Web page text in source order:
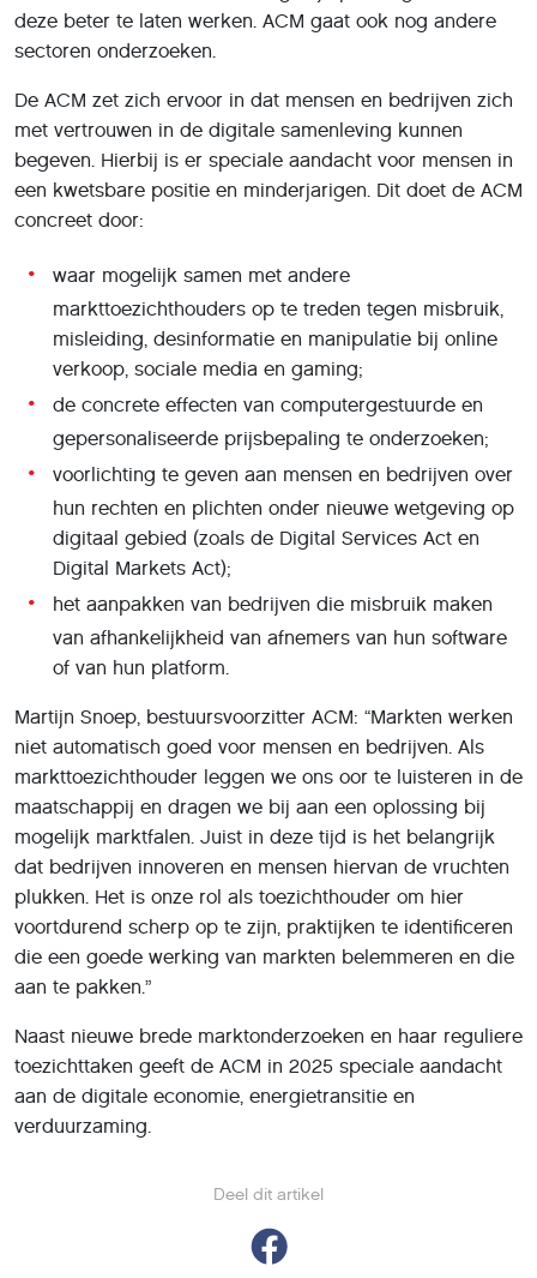
Deel dit artikel
deze beter te laten werken. ACM gaat ook nog andere
sectoren onderzoeken.
De ACM zet zich ervoor in dat mensen en bedrijven zich
met vertrouwen in de digitale samenleving kunnen
begeven. Hierbij is er speciale aandacht voor mensen in
een kwetsbare positie en minderjarigen. Dit doet de ACM
concreet door:
waar mogelijk samen met andere
markttoezichthouders op te treden tegen misbruik,
misleiding, desinformatie en manipulatie bij online
verkoop, sociale media en gaming;
de concrete effecten van computergestuurde en
gepersonaliseerde prijsbepaling te onderzoeken;
voorlichting te geven aan mensen en bedrijven over
hun rechten en plichten onder nieuwe wetgeving op
digitaal gebied (zoals de Digital Services Act en
Digital Markets Act);
het aanpakken van bedrijven die misbruik maken
van afhankelijkheid van afnemers van hun software
of van hun platform.
Martijn Snoep, bestuursvoorzitter ACM: “Markten werken
niet automatisch goed voor mensen en bedrijven. Als
markttoezichthouder leggen we ons oor te luisteren in de
maatschappij en dragen we bij aan een oplossing bij
mogelijk marktfalen. Juist in deze tijd is het belangrijk
dat bedrijven innoveren en mensen hiervan de vruchten
plukken. Het is onze rol als toezichthouder om hier
voortdurend scherp op te zijn, praktijken te identificeren
die een goede werking van markten belemmeren en die
aan te pakken.”
Naast nieuwe brede marktonderzoeken en haar reguliere
toezichttaken geeft de ACM in 2025 speciale aandacht
aan de digitale economie, energietransitie en
verduurzaming.